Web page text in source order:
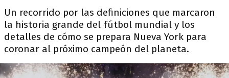
Un recorrido por las definiciones que marcaron
la historia grande del fútbol mundial y los
detalles de cómo se prepara Nueva York para
coronar al próximo campeón del planeta.